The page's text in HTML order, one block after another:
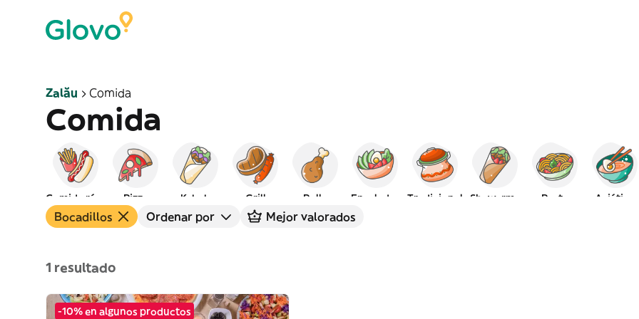
Zalău Comida
Comida
Pizza Kebab Grill Pollo Ensaladas Tradicional Shawarma Pasta Asiática
Bocadillos Ordenar por Mejor valorados
1 resultado
-10% en algunos productos